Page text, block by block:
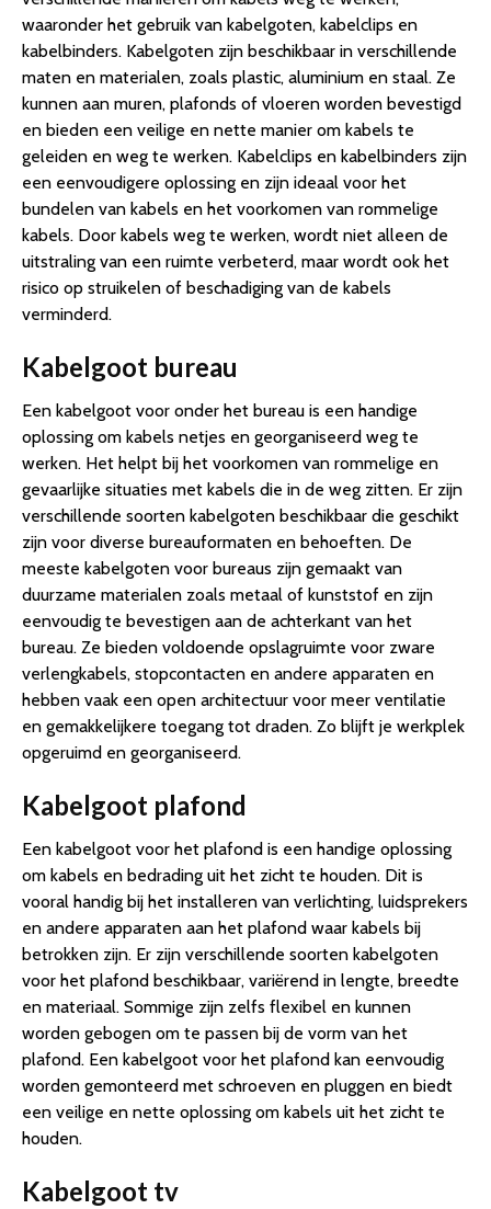
waaronder het gebruik van kabelgoten, kabelclips en
kabelbinders. Kabelgoten zijn beschikbaar in verschillende
maten en materialen, zoals plastic, aluminium en staal. Ze
kunnen aan muren, plafonds of vloeren worden bevestigd
en bieden een veilige en nette manier om kabels te
geleiden en weg te werken. Kabelclips en kabelbinders zijn
een eenvoudigere oplossing en zijn ideaal voor het
bundelen van kabels en het voorkomen van rommelige
kabels. Door kabels weg te werken, wordt niet alleen de
uitstraling van een ruimte verbeterd, maar wordt ook het
risico op struikelen of beschadiging van de kabels
verminderd.
Kabelgoot bureau
Een kabelgoot voor onder het bureau is een handige
oplossing om kabels netjes en georganiseerd weg te
werken. Het helpt bij het voorkomen van rommelige en
gevaarlijke situaties met kabels die in de weg zitten. Er zijn
verschillende soorten kabelgoten beschikbaar die geschikt
zijn voor diverse bureauformaten en behoeften. De
meeste kabelgoten voor bureaus zijn gemaakt van
duurzame materialen zoals metaal of kunststof en zijn
eenvoudig te bevestigen aan de achterkant van het
bureau. Ze bieden voldoende opslagruimte voor zware
verlengkabels, stopcontacten en andere apparaten en
hebben vaak een open architectuur voor meer ventilatie
en gemakkelijkere toegang tot draden. Zo blijft je werkplek
opgeruimd en georganiseerd.
Kabelgoot plafond
Een kabelgoot voor het plafond is een handige oplossing
om kabels en bedrading uit het zicht te houden. Dit is
vooral handig bij het installeren van verlichting, luidsprekers
en andere apparaten aan het plafond waar kabels bij
betrokken zijn. Er zijn verschillende soorten kabelgoten
voor het plafond beschikbaar, variërend in lengte, breedte
en materiaal. Sommige zijn zelfs flexibel en kunnen
worden gebogen om te passen bij de vorm van het
plafond. Een kabelgoot voor het plafond kan eenvoudig
worden gemonteerd met schroeven en pluggen en biedt
een veilige en nette oplossing om kabels uit het zicht te
houden.
Kabelgoot tv